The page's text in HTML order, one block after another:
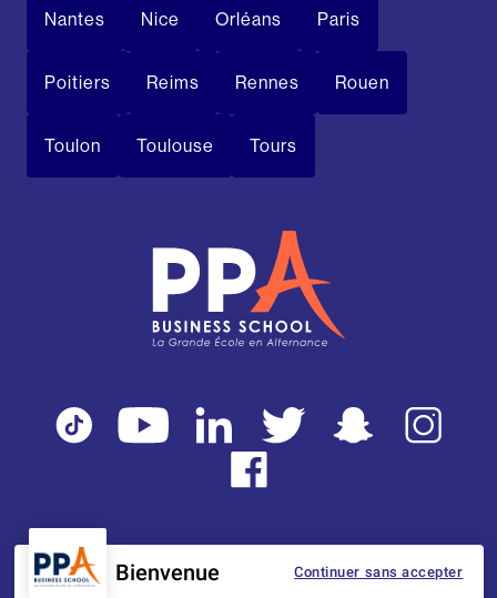
Nantes Nice Orléans Paris
Poitiers Reims Rennes Rouen
Toulon Toulouse Tours
Mentions légales Tarifs CGI
Continuer sans accepter
Bienvenue